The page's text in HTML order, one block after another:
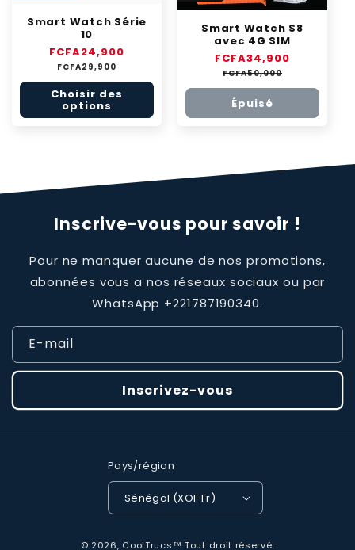
Smart Watch Série
10
Prix
habituel
FCFA24,900
FCFA29,900
Choisir des
options
Smart Watch S8
avec 4G SIM
Prix
habituel
FCFA34,900
FCFA50,000
Épuisé
Inscrive-vous pour savoir !
Pour ne manquer aucune de nos promotions,
abonnées vous a nos réseaux sociaux ou par
WhatsApp +221787190340.
E-mail
Inscrivez-vous
Pays/région
Sénégal (XOF Fr)
© 2026, CoolTrucs™ Tout droit réservé.